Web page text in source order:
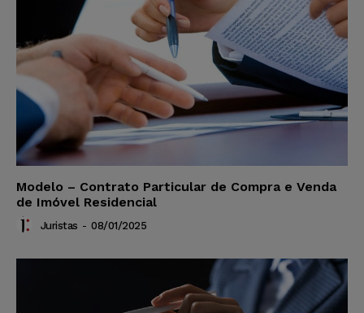
Modelo – Contrato Particular de Compra e Venda
de Imóvel Residencial
Juristas - 08/01/2025